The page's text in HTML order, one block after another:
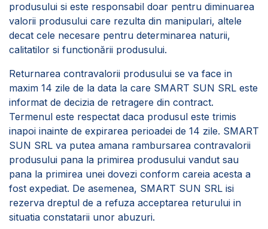
produsului si este responsabil doar pentru diminuarea
valorii produsului care rezulta din manipulari, altele
decat cele necesare pentru determinarea naturii,
calitatilor si functionării produsului.
Returnarea contravalorii produsului se va face in
maxim 14 zile de la data la care SMART SUN SRL este
informat de decizia de retragere din contract.
Termenul este respectat daca produsul este trimis
inapoi inainte de expirarea perioadei de 14 zile. SMART
SUN SRL va putea amana rambursarea contravalorii
produsului pana la primirea produsului vandut sau
pana la primirea unei dovezi conform careia acesta a
fost expediat. De asemenea, SMART SUN SRL isi
rezerva dreptul de a refuza acceptarea returului in
situatia constatarii unor abuzuri.